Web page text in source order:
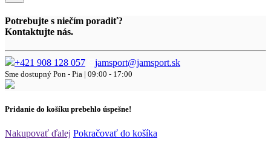
Potrebujte s niečím poradiť?
Kontaktujte nás.
+421 908 128 057 jamsport@jamsport.sk
Sme dostupný Pon - Pia | 09:00 - 17:00
Pridanie do košíku prebehlo úspešne!
Nakupovať ďalej Pokračovať do košíka